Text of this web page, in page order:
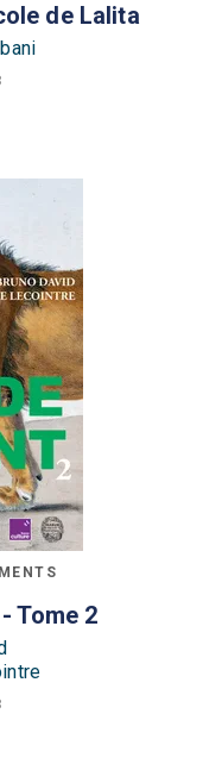
de Lalita
Tome 2